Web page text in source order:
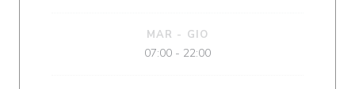
MAR - GIO
07:00 - 22:00